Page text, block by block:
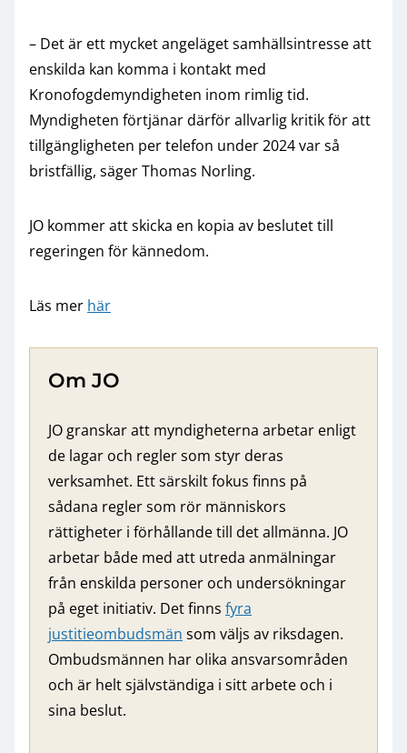
– Det är ett mycket angeläget samhällsintresse att
enskilda kan komma i kontakt med
Kronofogdemyndigheten inom rimlig tid.
Myndigheten förtjänar därför allvarlig kritik för att
tillgängligheten per telefon under 2024 var så
bristfällig, säger Thomas Norling.
JO kommer att skicka en kopia av beslutet till
regeringen för kännedom.
Läs mer här
Om JO
JO granskar att myndigheterna arbetar enligt
de lagar och regler som styr deras
verksamhet. Ett särskilt fokus finns på
sådana regler som rör människors
rättigheter i förhållande till det allmänna. JO
arbetar både med att utreda anmälningar
från enskilda personer och undersökningar
på eget initiativ. Det finns fyra
justitieombudsmän som väljs av riksdagen.
Ombudsmännen har olika ansvarsområden
och är helt självständiga i sitt arbete och i
sina beslut.